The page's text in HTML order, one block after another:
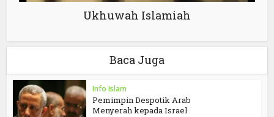
Ukhuwah Islamiah
Baca Juga
Info Islam
Pemimpin Despotik Arab
Menyerah kepada Israel